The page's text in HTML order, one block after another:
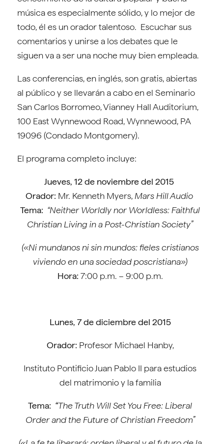
música es especialmente sólido, y lo mejor de
todo, él es un orador talentoso. Escuchar sus
comentarios y unirse a los debates que le
siguen va a ser una noche muy bien empleada.
Las conferencias, en inglés, son gratis, abiertas
al público y se llevarán a cabo en el Seminario
San Carlos Borromeo, Vianney Hall Auditorium,
100 East Wynnewood Road, Wynnewood, PA
19096 (Condado Montgomery).
El programa completo incluye:
Jueves, 12 de noviembre del 2015
Orador: Mr. Kenneth Myers, Mars Hill Audio
Tema: “Neither Worldly nor Worldless: Faithful
Christian Living in a Post-Christian Society”
(«Ni mundanos ni sin mundos: fieles cristianos
viviendo en una sociedad poscristiana»)
Hora: 7:00 p.m. – 9:00 p.m.
Lunes, 7 de diciembre del 2015
Orador: Profesor Michael Hanby,
Instituto Pontificio Juan Pablo II para estudios
del matrimonio y la familia
Tema: “The Truth Will Set You Free: Liberal
Order and the Future of Christian Freedom”